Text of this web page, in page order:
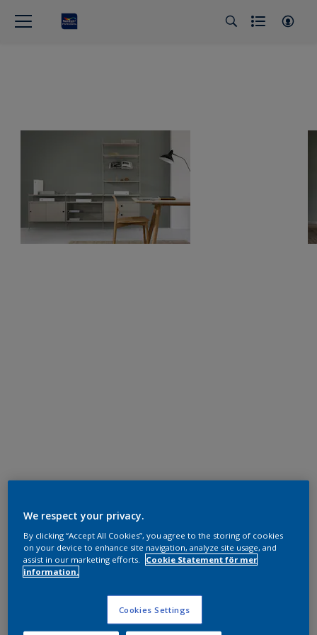
We respect your privacy.
By clicking “Accept All Cookies”, you agree to the storing of cookies
on your device to enhance site navigation, analyze site usage, and
assist in our marketing efforts.
Cookie Statement för mer
information.
Cookies Settings